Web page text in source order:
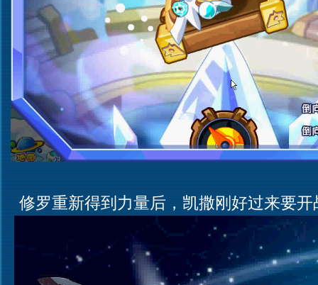
修罗重新得到力量后，凯撒刚好过来要